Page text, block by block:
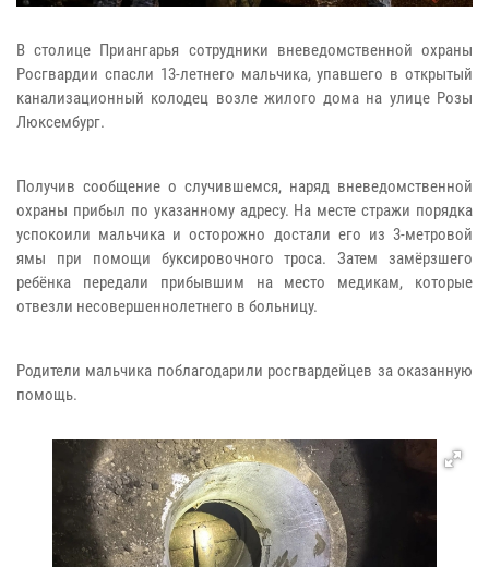
В столице Приангарья сотрудники вневедомственной охраны
Росгвардии спасли 13-летнего мальчика, упавшего в открытый
канализационный колодец возле жилого дома на улице Розы
Люксембург.
Получив сообщение о случившемся, наряд вневедомственной
охраны прибыл по указанному адресу. На месте стражи порядка
успокоили мальчика и осторожно достали его из 3-метровой
ямы при помощи буксировочного троса. Затем замёрзшего
ребёнка передали прибывшим на место медикам, которые
отвезли несовершеннолетнего в больницу.
Родители мальчика поблагодарили росгвардейцев за оказанную
помощь.